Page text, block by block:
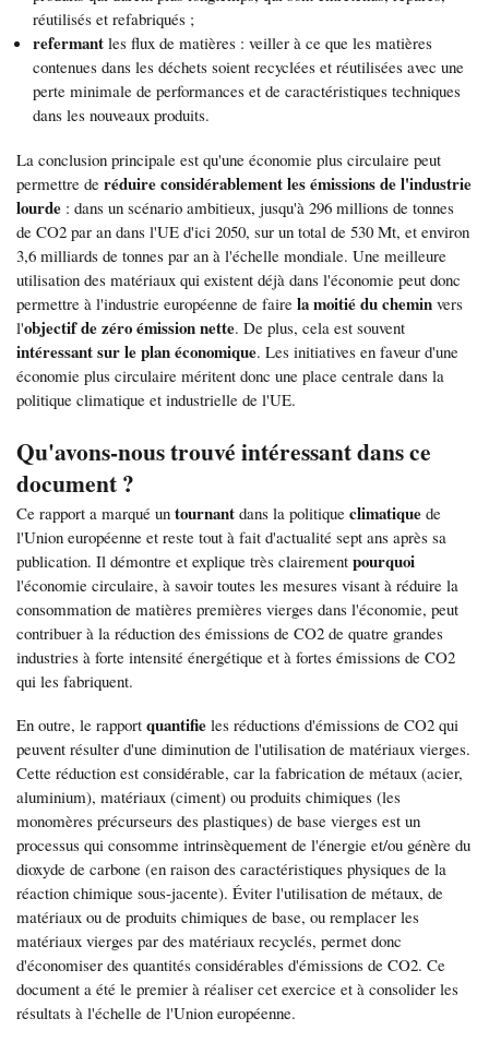
réutilisés et refabriqués ;
refermant les flux de matières : veiller à ce que les matières
contenues dans les déchets soient recyclées et réutilisées avec une
perte minimale de performances et de caractéristiques techniques
dans les nouveaux produits.
La conclusion principale est qu'une économie plus circulaire peut
permettre de réduire considérablement les émissions de l'industrie
lourde : dans un scénario ambitieux, jusqu'à 296 millions de tonnes
de CO2 par an dans l'UE d'ici 2050, sur un total de 530 Mt, et environ
3,6 milliards de tonnes par an à l'échelle mondiale. Une meilleure
utilisation des matériaux qui existent déjà dans l'économie peut donc
permettre à l'industrie européenne de faire la moitié du chemin vers
l'objectif de zéro émission nette. De plus, cela est souvent
intéressant sur le plan économique. Les initiatives en faveur d'une
économie plus circulaire méritent donc une place centrale dans la
politique climatique et industrielle de l'UE.
Qu'avons-nous trouvé intéressant dans ce
document ?
Ce rapport a marqué un tournant dans la politique climatique de
l'Union européenne et reste tout à fait d'actualité sept ans après sa
publication. Il démontre et explique très clairement pourquoi
l'économie circulaire, à savoir toutes les mesures visant à réduire la
consommation de matières premières vierges dans l'économie, peut
contribuer à la réduction des émissions de CO2 de quatre grandes
industries à forte intensité énergétique et à fortes émissions de CO2
qui les fabriquent.
En outre, le rapport quantifie les réductions d'émissions de CO2 qui
peuvent résulter d'une diminution de l'utilisation de matériaux vierges.
Cette réduction est considérable, car la fabrication de métaux (acier,
aluminium), matériaux (ciment) ou produits chimiques (les
monomères précurseurs des plastiques) de base vierges est un
processus qui consomme intrinsèquement de l'énergie et/ou génère du
dioxyde de carbone (en raison des caractéristiques physiques de la
réaction chimique sous-jacente). Éviter l'utilisation de métaux, de
matériaux ou de produits chimiques de base, ou remplacer les
matériaux vierges par des matériaux recyclés, permet donc
d'économiser des quantités considérables d'émissions de CO2. Ce
document a été le premier à réaliser cet exercice et à consolider les
résultats à l'échelle de l'Union européenne.